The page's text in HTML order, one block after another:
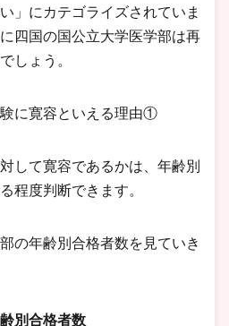
」にカテゴライズされていま
四国の国公立大学医学部は再
しょう。
に寛容といえる理由①
して寛容であるかは、年齢別
程度判断できます。
の年齢別合格者数を見ていき
別合格者数